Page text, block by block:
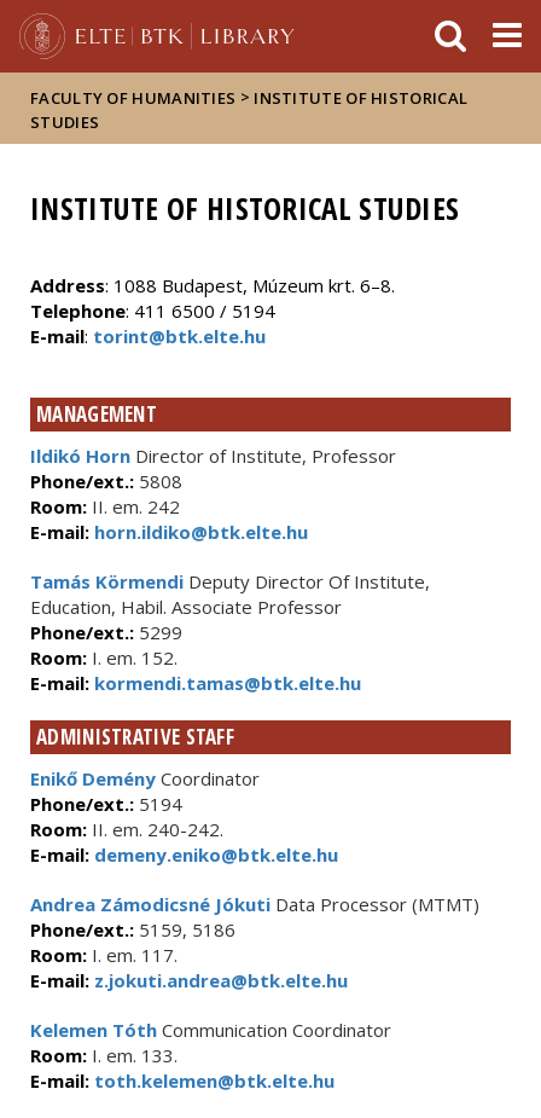
FACULTY OF HUMANITIES > INSTITUTE OF HISTORICAL
STUDIES
INSTITUTE OF HISTORICAL STUDIES
Address: 1088 Budapest, Múzeum krt. 6–8.
Telephone: 411 6500 / 5194
E-mail: torint@btk.elte.hu
MANAGEMENT
Ildikó Horn Director of Institute, Professor
Phone/ext.: 5808
Room: II. em. 242
E-mail: horn.ildiko@btk.elte.hu
Tamás Körmendi Deputy Director Of Institute,
Education, Habil. Associate Professor
Phone/ext.: 5299
Room: I. em. 152.
E-mail: kormendi.tamas@btk.elte.hu
ADMINISTRATIVE STAFF
Enikő Demény Coordinator
Phone/ext.: 5194
Room: II. em. 240-242.
E-mail: demeny.eniko@btk.elte.hu
Andrea Zámodicsné Jókuti Data Processor (MTMT)
Phone/ext.: 5159, 5186
Room: I. em. 117.
E-mail: z.jokuti.andrea@btk.elte.hu
Kelemen Tóth Communication Coordinator
Room: I. em. 133.
E-mail: toth.kelemen@btk.elte.hu